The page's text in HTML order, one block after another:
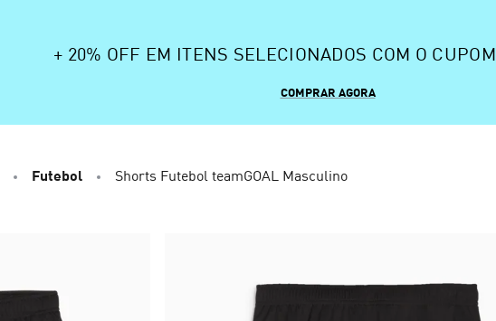
+ 20% OFF EM ITENS SELECIONADOS COM O CUPOM
COMPRAR AGORA
Futebol Shorts Futebol teamGOAL Masculino